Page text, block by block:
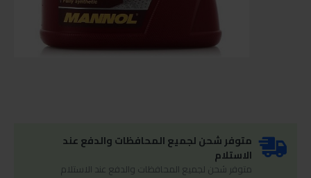
متوفر شحن لجميع المحافظات والدفع عند
الاستلام
متوفر شحن لجميع المحافظات والدفع عند الاستلام